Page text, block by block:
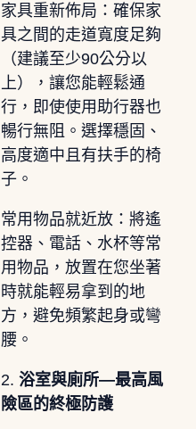
家具重新佈局：確保家
具之間的走道寬度足夠
（建議至少90公分以
上），讓您能輕鬆通
行，即使使用助行器也
暢行無阻。選擇穩固、
高度適中且有扶手的椅
子。
常用物品就近放：將遙
控器、電話、水杯等常
用物品，放置在您坐著
時就能輕易拿到的地
方，避免頻繁起身或彎
腰。
2. 浴室與廁所—最高風
險區的終極防護